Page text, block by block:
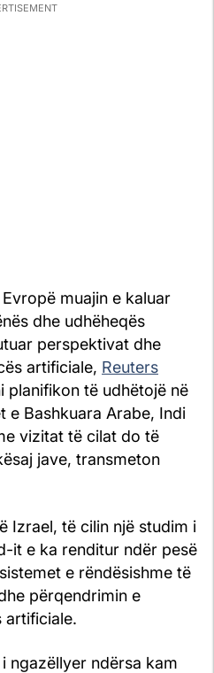
muajin e kaluar
dhe udhëheqës
perspektivat dhe
artificiale, Reuters
planifikon të udhëtojë në
e Bashkuara Arabe, Indi
vizitat të cilat do të
jave, transmeton
Izrael, të cilin një studim i
it e ka renditur ndër pesë
e rëndësishme të
përqendrimin e
artificiale.
ngazëllyer ndërsa kam